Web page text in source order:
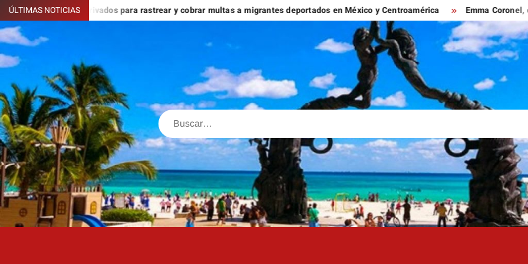
Saltar
al
contenido
ÚLTIMAS NOTICIAS
contratar a privados para rastrear y cobrar multas a migrantes deportados en México y Centroamérica Emma Coronel, de
Buscar